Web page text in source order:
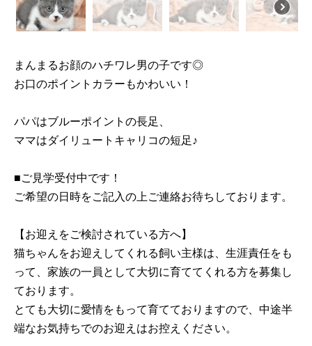
まんまるお顔のハチワレ男の子です◎
お口のポイントカラーもかわいい！
パパはブルーポイントの長足、
ママはダイリュートキャリコの短足♪
■ご見学受付中です！
ご希望の日時をご記入の上ご連絡お待ちしております。
【お迎えをご検討されている方へ】
猫ちゃんをお迎えしてくれる飼い主様は、生涯責任をも
って、家族の一員として大切に育ててくれる方を募集し
ております。
とても大切に愛情をもって育てておりますので、中途半
端なお気持ちでのお迎えはお控えください。